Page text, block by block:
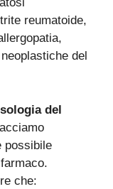
reumatoide,
del
del
possibile
che: